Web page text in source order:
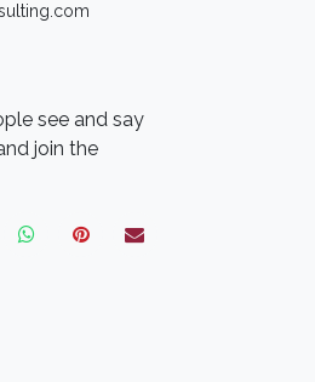
see and say
join the